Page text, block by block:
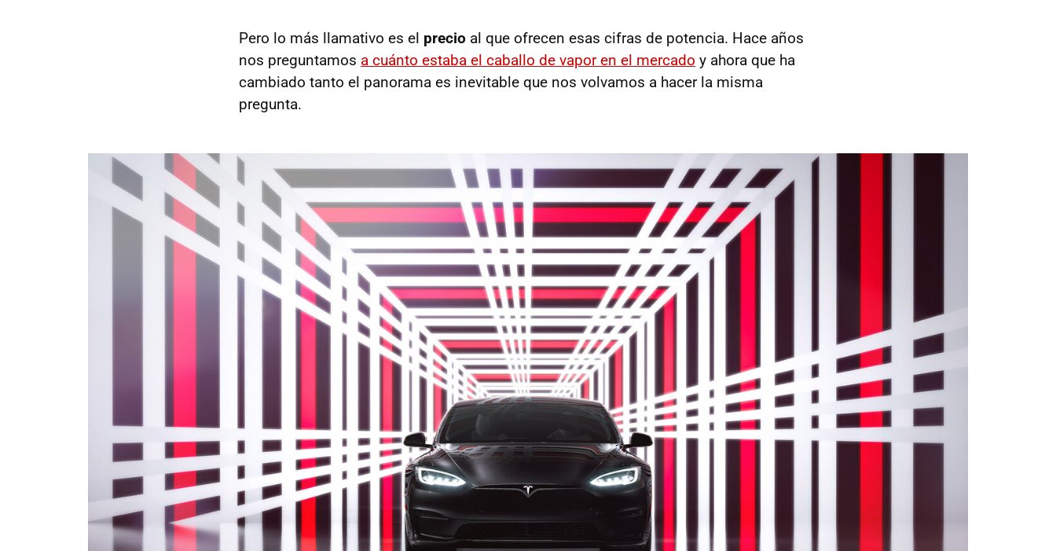
Pero lo más llamativo es el precio al que ofrecen esas cifras de potencia. Hace años
nos preguntamos a cuánto estaba el caballo de vapor en el mercado y ahora que ha
cambiado tanto el panorama es inevitable que nos volvamos a hacer la misma
pregunta.